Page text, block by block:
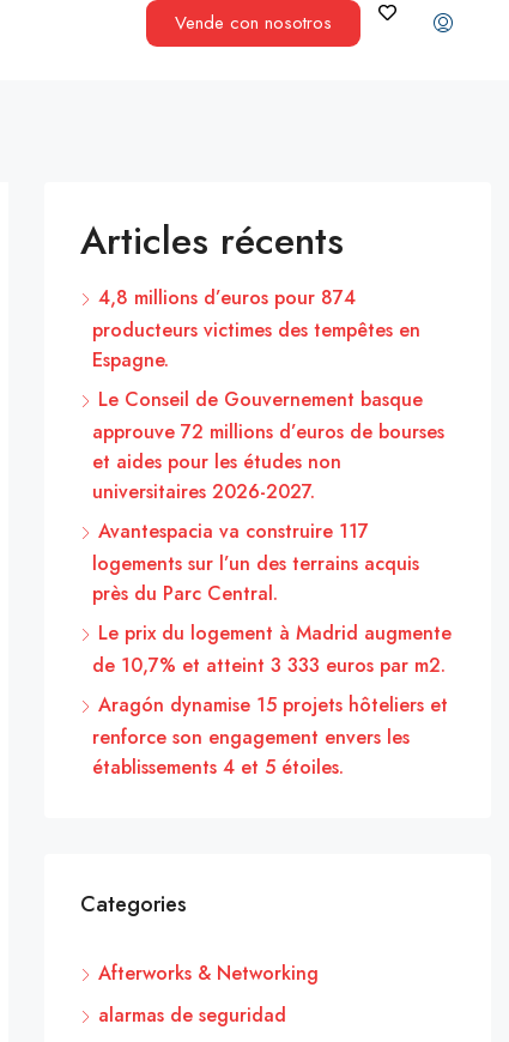
Vende con nosotros
Articles récents
4,8 millions d’euros pour 874
producteurs victimes des tempêtes en
Espagne.
Le Conseil de Gouvernement basque
approuve 72 millions d’euros de bourses
et aides pour les études non
universitaires 2026-2027.
Avantespacia va construire 117
logements sur l’un des terrains acquis
près du Parc Central.
Le prix du logement à Madrid augmente
de 10,7% et atteint 3 333 euros par m2.
Aragón dynamise 15 projets hôteliers et
renforce son engagement envers les
établissements 4 et 5 étoiles.
Categories
Afterworks & Networking
alarmas de seguridad